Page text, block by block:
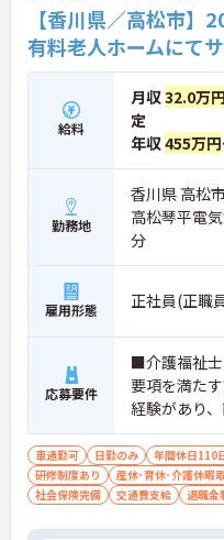
【香川県／高松市
有料老人ホームにて
給料
月収32.0万円
定
年収455万円
勤務地
香川県 高松
高松琴平電
分
雇用形態 正社員(正職
応募要件
■介護福祉
要項を満た
経験があり
の方） ※特
で介護の実
車通勤可 日勤のみ 年間休日110
研修制度あり
産休･育休･介護休暇
社会保険完備
交通費支給 退職金